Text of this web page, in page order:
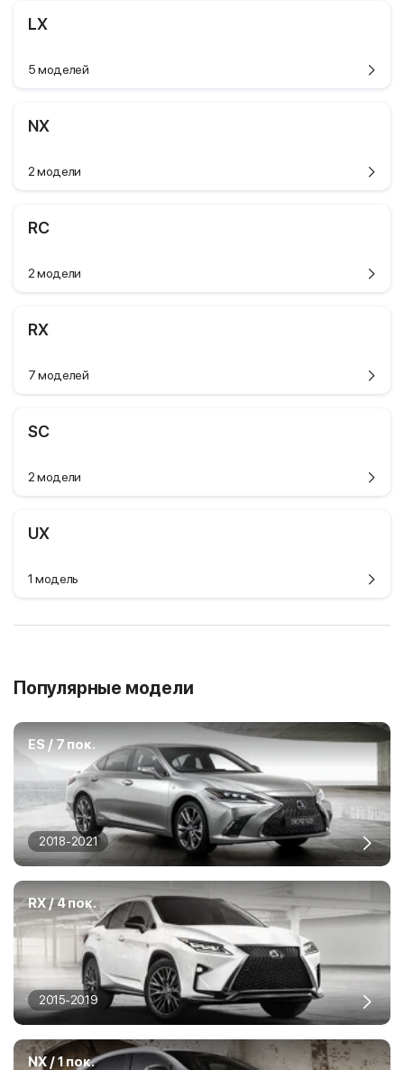
LX
5 моделей
NX
2 модели
RC
2 модели
RX
7 моделей
SC
2 модели
UX
1 модель
Популярные модели
ES / 7 пок.
2018-2021
RX / 4 пок.
2015-2019
NX / 1 пок.